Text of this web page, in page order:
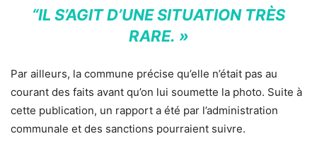
“IL S’AGIT D’UNE SITUATION TRÈS
RARE. »
Par ailleurs, la commune précise qu’elle n’était pas au
courant des faits avant qu’on lui soumette la photo. Suite à
cette publication, un rapport a été par l’administration
communale et des sanctions pourraient suivre.